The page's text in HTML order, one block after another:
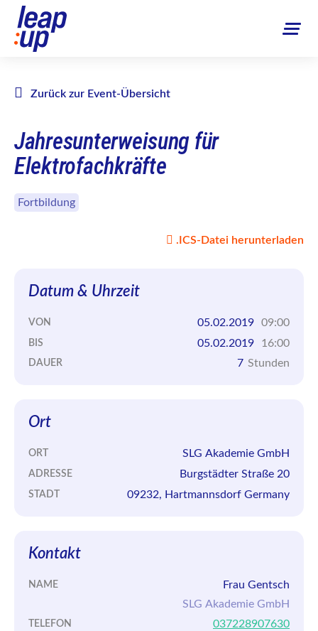
Zurück zur Event-Übersicht
Jahresunterweisung für
Elektrofachkräfte
Fortbildung
.ICS-Datei herunterladen
Datum & Uhrzeit
VON 05.02.2019 09:00
BIS 05.02.2019 16:00
DAUER 7 Stunden
Ort
ORT SLG Akademie GmbH
ADRESSE Burgstädter Straße 20
STADT 09232, Hartmannsdorf Germany
Kontakt
NAME
Frau Gentsch
SLG Akademie GmbH
TELEFON 037228907630